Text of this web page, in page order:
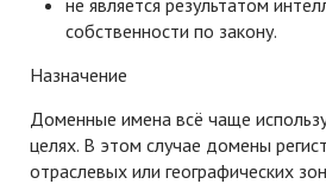
не является результатом
собственности по закону.
Назначение
Доменные имена всё чаще
целях. В этом случае домены
отраслевых или географических